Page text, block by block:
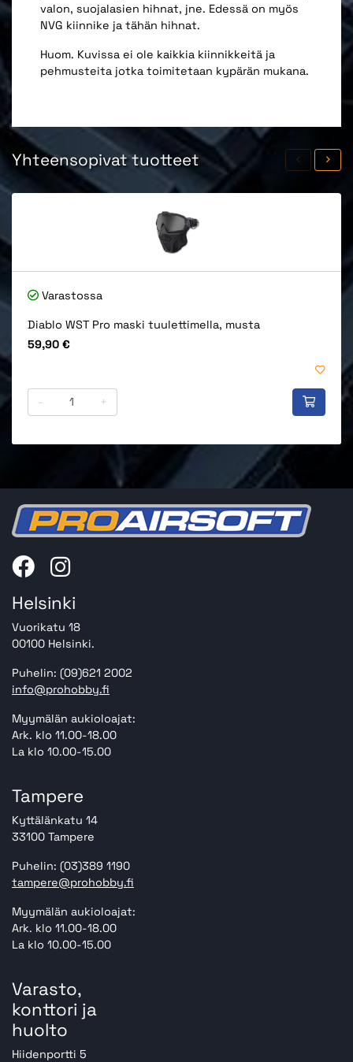
valon, suojalasien hihnat, jne. Edessä on myös
NVG kiinnike ja tähän hihnat.
Huom. Kuvissa ei ole kaikkia kiinnikkeitä ja
pehmusteita jotka toimitetaan kypärän mukana.
Yhteensopivat tuotteet
Varastossa
Diablo WST Pro maski tuulettimella, musta
Hinta
59,90 €
- +
Helsinki
Vuorikatu 18
00100 Helsinki.
Puhelin: (09)621 2002
info@prohobby.fi
Myymälän aukioloajat:
Ark. klo 11.00-18.00
La klo 10.00-15.00
Tampere
Kyttälänkatu 14
33100 Tampere
Puhelin: (03)389 1190
tampere@prohobby.fi
Myymälän aukioloajat:
Ark. klo 11.00-18.00
La klo 10.00-15.00
Varasto,
konttori ja
huolto
Hiidenportti 5